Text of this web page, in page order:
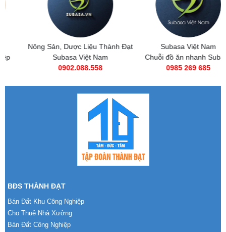
Nông Sản, Dược Liệu Thành Đạt
Subasa Việt Nam
0902.088.558
Subasa Việt Nam
Chuỗi đồ ăn nhanh Subasa
0985 269 685
BĐS THÀNH ĐẠT
Bán Đất Khu Công Nghiệp
Cho Thuê Nhà Xưởng
Bán Đất Công Nghiệp